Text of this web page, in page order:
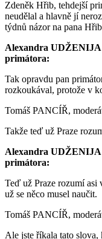
Zdeněk Hřib, tehdejší
neudělal a hlavně jí
týdnů názor na pana
Alexandra UDŽENIJA
primátora:
Tak opravdu pan
rozkoukával, protože v
Tomáš PANCÍŘ,
Takže teď už Praze
Alexandra UDŽENIJA
primátora:
Teď už Praze rozumí
už se něco musel naučit.
Tomáš PANCÍŘ,
Ale jste říkala tato